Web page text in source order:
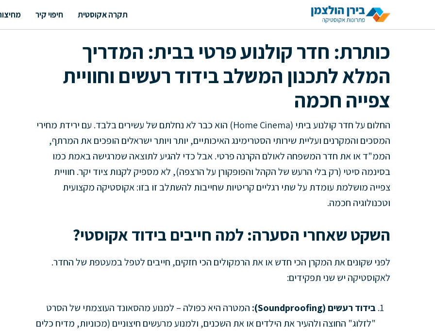
תקרה אקוסטית חיפוי קיר
כותרת: חדר קולנוע פרטי בבית: המדריך
המלא לתכנון המשלב בידוד רעשים וחוויית
צפייה חכמה
החלום על חדר קולנוע ביתי (Home Cinema) הוא כבר לא נחלתם של עשירים בלבד. עם ירידת מחירי
המסכים והמקרנים ועליית שירותי הסטרימינג האיכותיים, יותר ויותר ישראלים הופכים את המרתף,
הממ"ד או את חדר המשפחה לאולם הקרנה פרטי. אבל כדי להגיע לתוצאה שמרגישה באמת כמו
בסינמה סיטי (רק בלי הרעש של הקהל והפופקורן על הרצפה), לא מספיק לקנות ציוד יקר. חוויית
צפייה מושלמת עומדת על שתי רגליים קריטיות שחייבות להשתלב זו בזו: אקוסטיקה מקצועית
וטכנולוגיה חכמה.
השקט שאחרי הסערה: למה חייבים בידוד אקוסטי?
לפני שקונים את המקרן הכי חדש או את הרמקולים הכי חזקים, חייבים לטפל במעטפת של החדר.
לאקוסטיקה יש שני תפקידים:
בידוד רעשים (Soundproofing):
המטרה היא כפולה – למנוע מהסאונד העוצמתי של הסרט
"לזלוג" החוצה ולהעיר את הילדים או את השכנים, ולמנוע מרעשים חיצוניים (מכוניות, מדיח כלים